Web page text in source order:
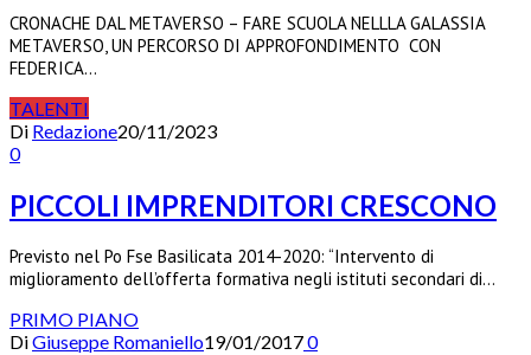
CRONACHE DAL METAVERSO – FARE SCUOLA NELLLA GALASSIA
METAVERSO, UN PERCORSO DI APPROFONDIMENTO CON
FEDERICA…
TALENTI
Di Redazione20/11/2023
0
PICCOLI IMPRENDITORI CRESCONO
Previsto nel Po Fse Basilicata 2014-2020: “Intervento di
miglioramento dell’offerta formativa negli istituti secondari di…
PRIMO PIANO
DiGiuseppe Romaniello19/01/20170